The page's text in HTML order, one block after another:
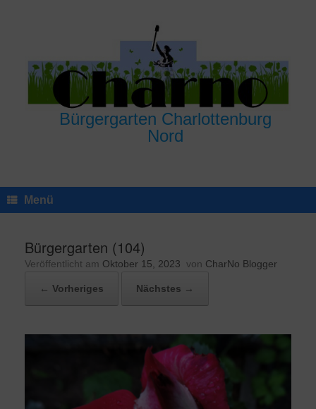
Bürgergarten Charlottenburg
Nord
Menü
Bürgergarten (104)
Veröffentlicht am Oktober 15, 2023 von CharNo Blogger
← Vorheriges Nächstes →